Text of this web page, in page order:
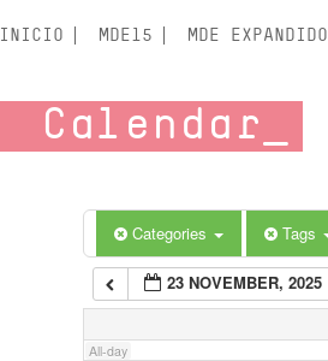
INICIO MDE15 MDE EXPANDIDO
Calendar
Categories Tags
23 NOVEMBER, 2025
All-day
5:00 am
6:00 am
7:00 am